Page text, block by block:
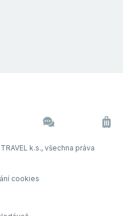
k.s., všechna práva
cookies